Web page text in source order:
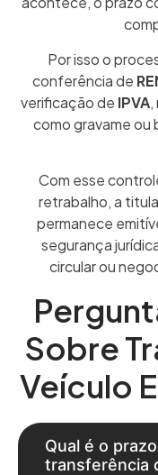
Por isso o
conferência de
verificação de IPVA,
como gravame ou
Com esse
retrabalho, a
permanece
segurança
circular ou
Sobre
Veículo
Qual é o
transferência